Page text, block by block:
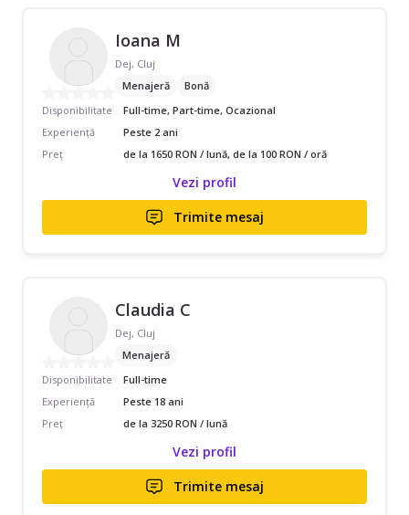
Ioana M
Dej, Cluj
Menajeră
Bonă
Disponibilitate
Full-time, Part-time, Ocazional
Experiență
Peste 2 ani
Preț
de la 1650 RON / lună, de la 100 RON / oră
Vezi profil
Trimite mesaj
Claudia C
Dej, Cluj
Menajeră
Disponibilitate
Full-time
Experiență
Peste 18 ani
Preț
de la 3250 RON / lună
Vezi profil
Trimite mesaj